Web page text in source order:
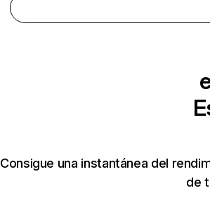
Consigue una instantánea del
de